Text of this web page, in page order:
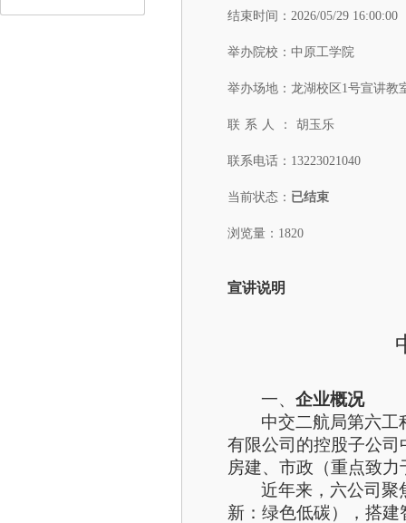
结束时间： 2026/05/29 16:00:00
举办院校： 中原工学院
举办场地： 龙湖校区1号宣讲教
联系人： 胡玉乐
联系电话： 13223021040
当前状态： 已结束
浏览量：1820
宣讲说明
一、 企业概况
中交二航局第六工
有限公司的控股子公司
房建、 市政（重点致力
近年来，六公司聚
新：绿色低碳），搭